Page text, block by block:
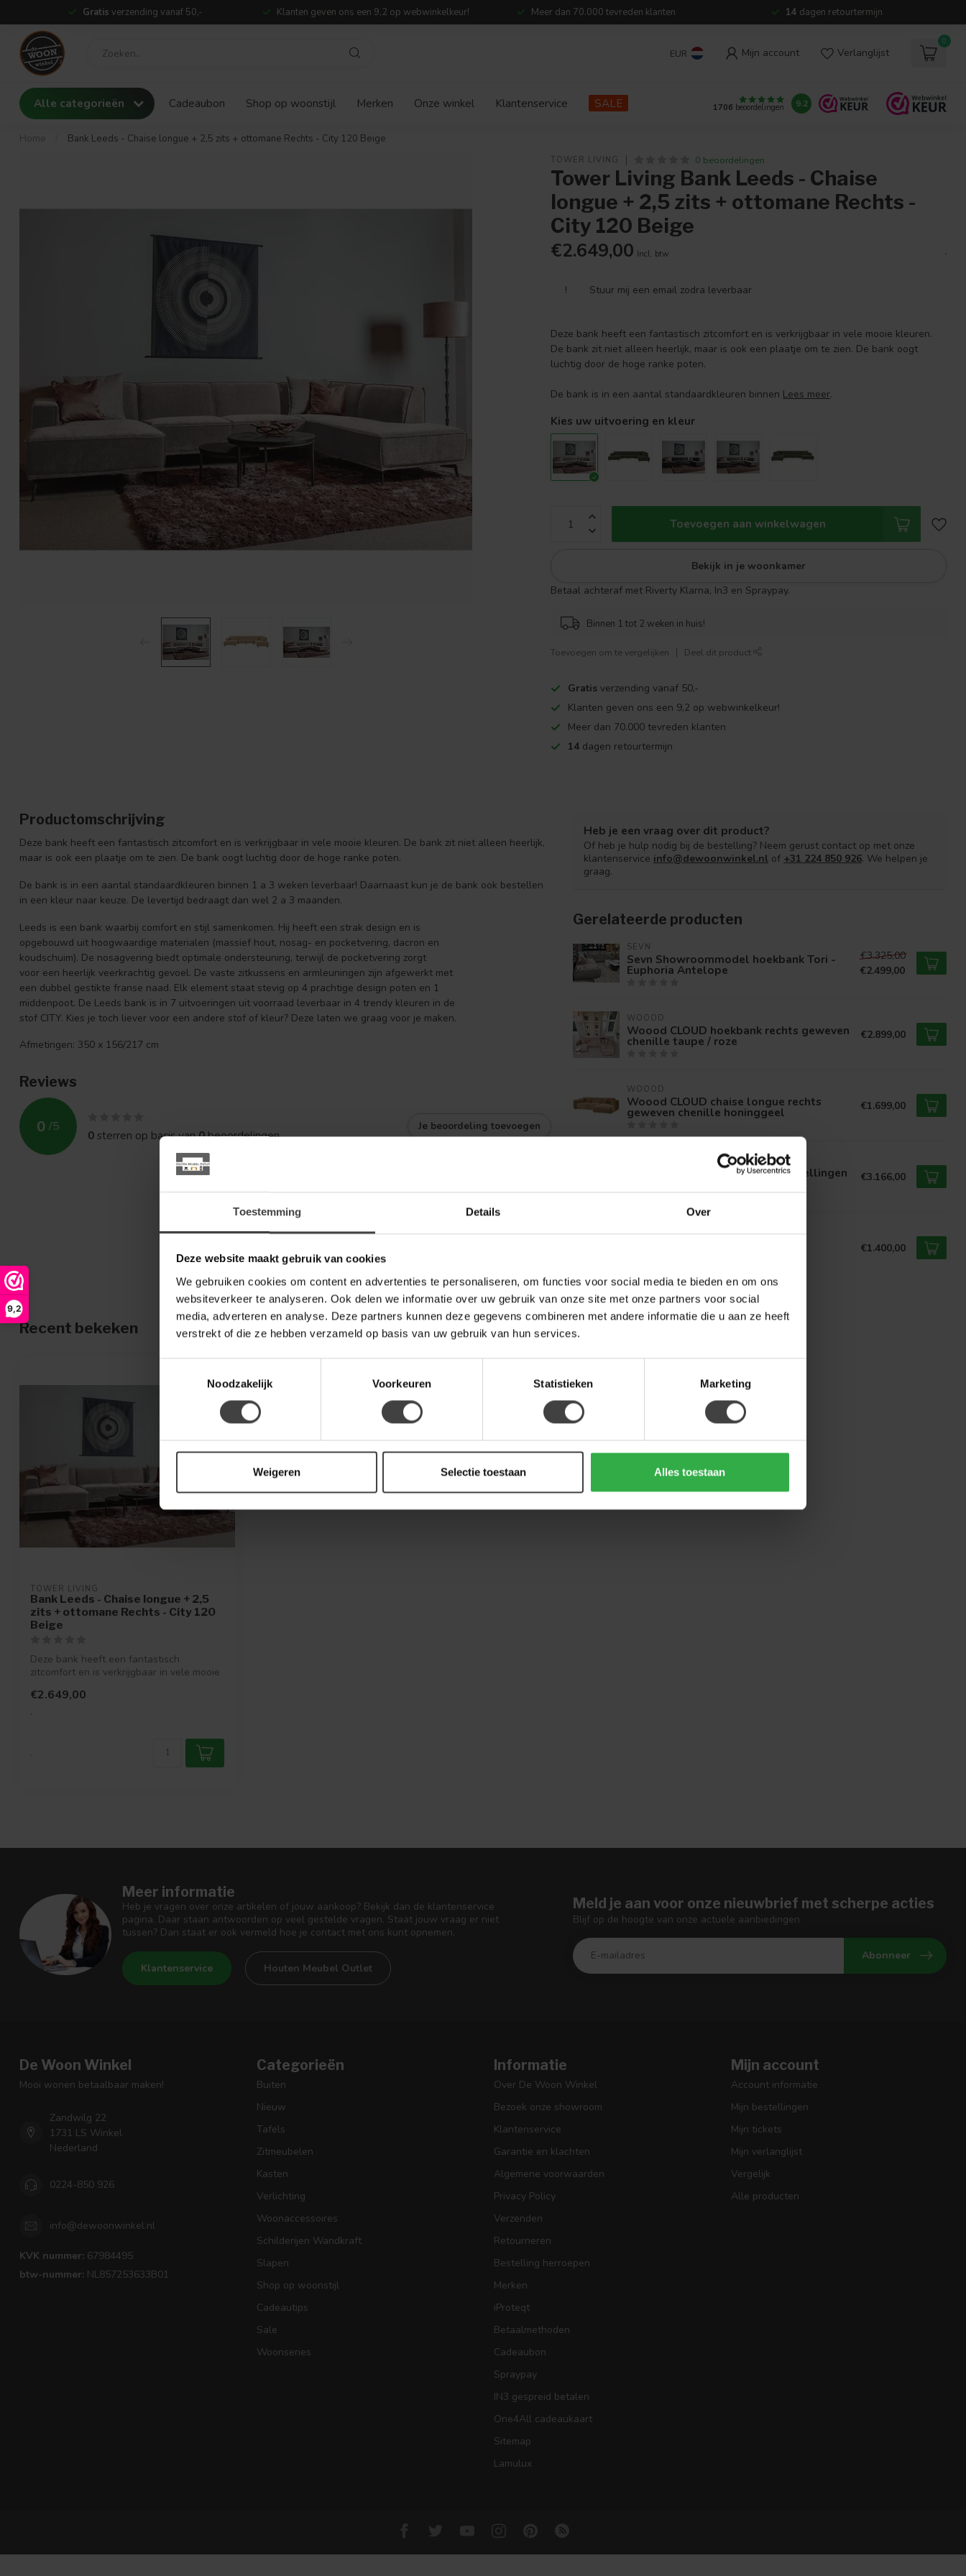
Toestemming Details Over
Deze website maakt gebruik van cookies
We gebruiken cookies om content en advertenties te personaliseren, om functies voor social media te bieden en om ons
websiteverkeer te analyseren. Ook delen we informatie over uw gebruik van onze site met onze partners voor social
media, adverteren en analyse. Deze partners kunnen deze gegevens combineren met andere informatie die u aan ze heeft
verstrekt of die ze hebben verzameld op basis van uw gebruik van hun services.
Noodzakelijk
Voorkeuren Statistieken Marketing
Weigeren Selectie toestaan Alles toestaan
9,2
Gratis verzending vanaf 50,- Klanten geven ons een 9,2 op webwinkelkeur! Meer dan 70.000 tevreden klanten 14 dagen retourtermijn
EUR Mijn account Verlanglijst
0
Alle categorieën Cadeaubon Shop op woonstijl Merken Onze winkel Klantenservice SALE 1706 beoordelingen 9.2
Home Bank Leeds - Chaise longue + 2,5 zits + ottomane Rechts - City 120 Beige
TOWER LIVING 0 beoordelingen
Tower Living Bank Leeds - Chaise
longue + 2,5 zits + ottomane Rechts -
City 120 Beige
€2.649,00 Incl. btw .
! Stuur mij een email zodra leverbaar
Deze bank heeft een fantastisch zitcomfort en is verkrijgbaar in vele mooie kleuren.
De bank zit niet alleen heerlijk, maar is ook een plaatje om te zien. De bank oogt
luchtig door de hoge ranke poten.
De bank is in een aantal standaardkleuren binnen Lees meer.
Kies uw uitvoering en kleur
Toevoegen aan winkelwagen
Bekijk in je woonkamer
Betaal achteraf met Riverty Klarna, In3 en Spraypay.
Binnen 1 tot 2 weken in huis!
Toevoegen om te vergelijken Deel dit product
Gratis verzending vanaf 50,-
Klanten geven ons een 9,2 op webwinkelkeur!
Meer dan 70.000 tevreden klanten
14 dagen retourtermijn
Productomschrijving
Deze bank heeft een fantastisch zitcomfort en is verkrijgbaar in vele mooie kleuren. De bank zit niet alleen heerlijk,
maar is ook een plaatje om te zien. De bank oogt luchtig door de hoge ranke poten.
De bank is in een aantal standaardkleuren binnen 1 a 3 weken leverbaar! Daarnaast kun je de bank ook bestellen
in een kleur naar keuze. De levertijd bedraagt dan wel 2 a 3 maanden.
Leeds is een bank waarbij comfort en stijl samenkomen. Hij heeft een strak design en is
opgebouwd uit hoogwaardige materialen (massief hout, nosag- en pocketvering, dacron en
koudschuim). De nosagvering biedt optimale ondersteuning, terwijl de pocketvering zorgt
voor een heerlijk veerkrachtig gevoel. De vaste zitkussens en armleuningen zijn afgewerkt met
een dubbel gestikte franse naad. Elk element staat stevig op 4 prachtige design poten en 1
middenpoot. De Leeds bank is in 7 uitvoeringen uit voorraad leverbaar in 4 trendy kleuren in de
stof CITY. Kies je toch liever voor een andere stof of kleur? Deze laten we graag voor je maken.
Afmetingen: 350 x 156/217 cm
Reviews
0 /5
0sterren op basis van0beoordelingen
Je beoordeling toevoegen
Heb je een vraag over dit product?
Of heb je hulp nodig bij de bestelling? Neem gerust contact op met onze
klantenservice info@dewoonwinkel.nl of +31 224 850 926. We helpen je
graag.
Gerelateerde producten
SEVN
Sevn Showroommodel hoekbank Tori -
Euphoria Antelope
€3.325,00
€2.499,00
WOOOD
Woood CLOUD hoekbank rechts geweven
chenille taupe / roze €2.899,00
WOOOD
Woood CLOUD chaise longue rechts
geweven chenille honinggeel €1.699,00
Sevn Bank Veronique - Vele opstellingen €3.166,00
WOONMAX
€1.400,00
Recent bekeken
TOWER LIVING
Bank Leeds - Chaise longue + 2,5
zits + ottomane Rechts - City 120
Beige
Deze bank heeft een fantastisch
zitcomfort en is verkrijgbaar in vele mooie
€2.649,00
.
.
Meer informatie
Heb je vragen over onze artikelen of jouw aankoop? Bekijk dan de klantenservice
pagina. Daar staan antwoorden op veel gestelde vragen. Staat jouw vraag er niet
tussen? Dan staat er ook vermeld hoe je contact met ons kunt opnemen.
Klantenservice Houten Meubel Outlet
Meld je aan voor onze nieuwbrief met scherpe acties
Blijf op de hoogte van onze actuele aanbiedingen
Abonneer
De Woon Winkel
Mooi wonen betaalbaar maken!
Zandwilg 22
1731 LS Winkel
Nederland
0224-850 926
info@dewoonwinkel.nl
KVK nummer: 67984495
btw-nummer: NL857253633B01
Categorieën
Buiten
Nieuw
Tafels
Zitmeubelen
Kasten
Verlichting
Woonaccessoires
Schilderijen Wandkraft
Slapen
Shop op woonstijl
Cadeautips
Sale
Woonseries
Informatie
Over De Woon Winkel
Bezoek onze showroom
Klantenservice
Garantie en klachten
Algemene voorwaarden
Privacy Policy
Verzenden
Retourneren
Bestelling herroepen
Merken
iProteqt
Betaalmethoden
Cadeaubon
Spraypay
IN3 gespreid betalen
One4All cadeaukaart
Sitemap
Lamulux
Mijn account
Account informatie
Mijn bestellingen
Mijn tickets
Mijn verlanglijst
Vergelijk
Alle producten